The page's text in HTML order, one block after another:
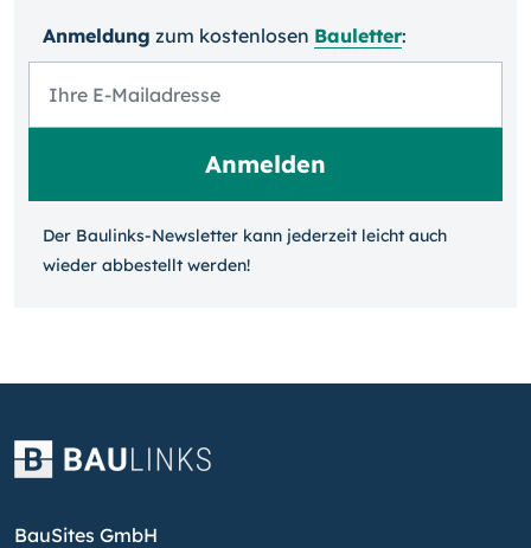
Anmeldung zum kosten­losen Bauletter:
Der Baulinks-Newsletter kann jeder­zeit leicht auch
wieder ab­bestellt werden!
BauSites GmbH